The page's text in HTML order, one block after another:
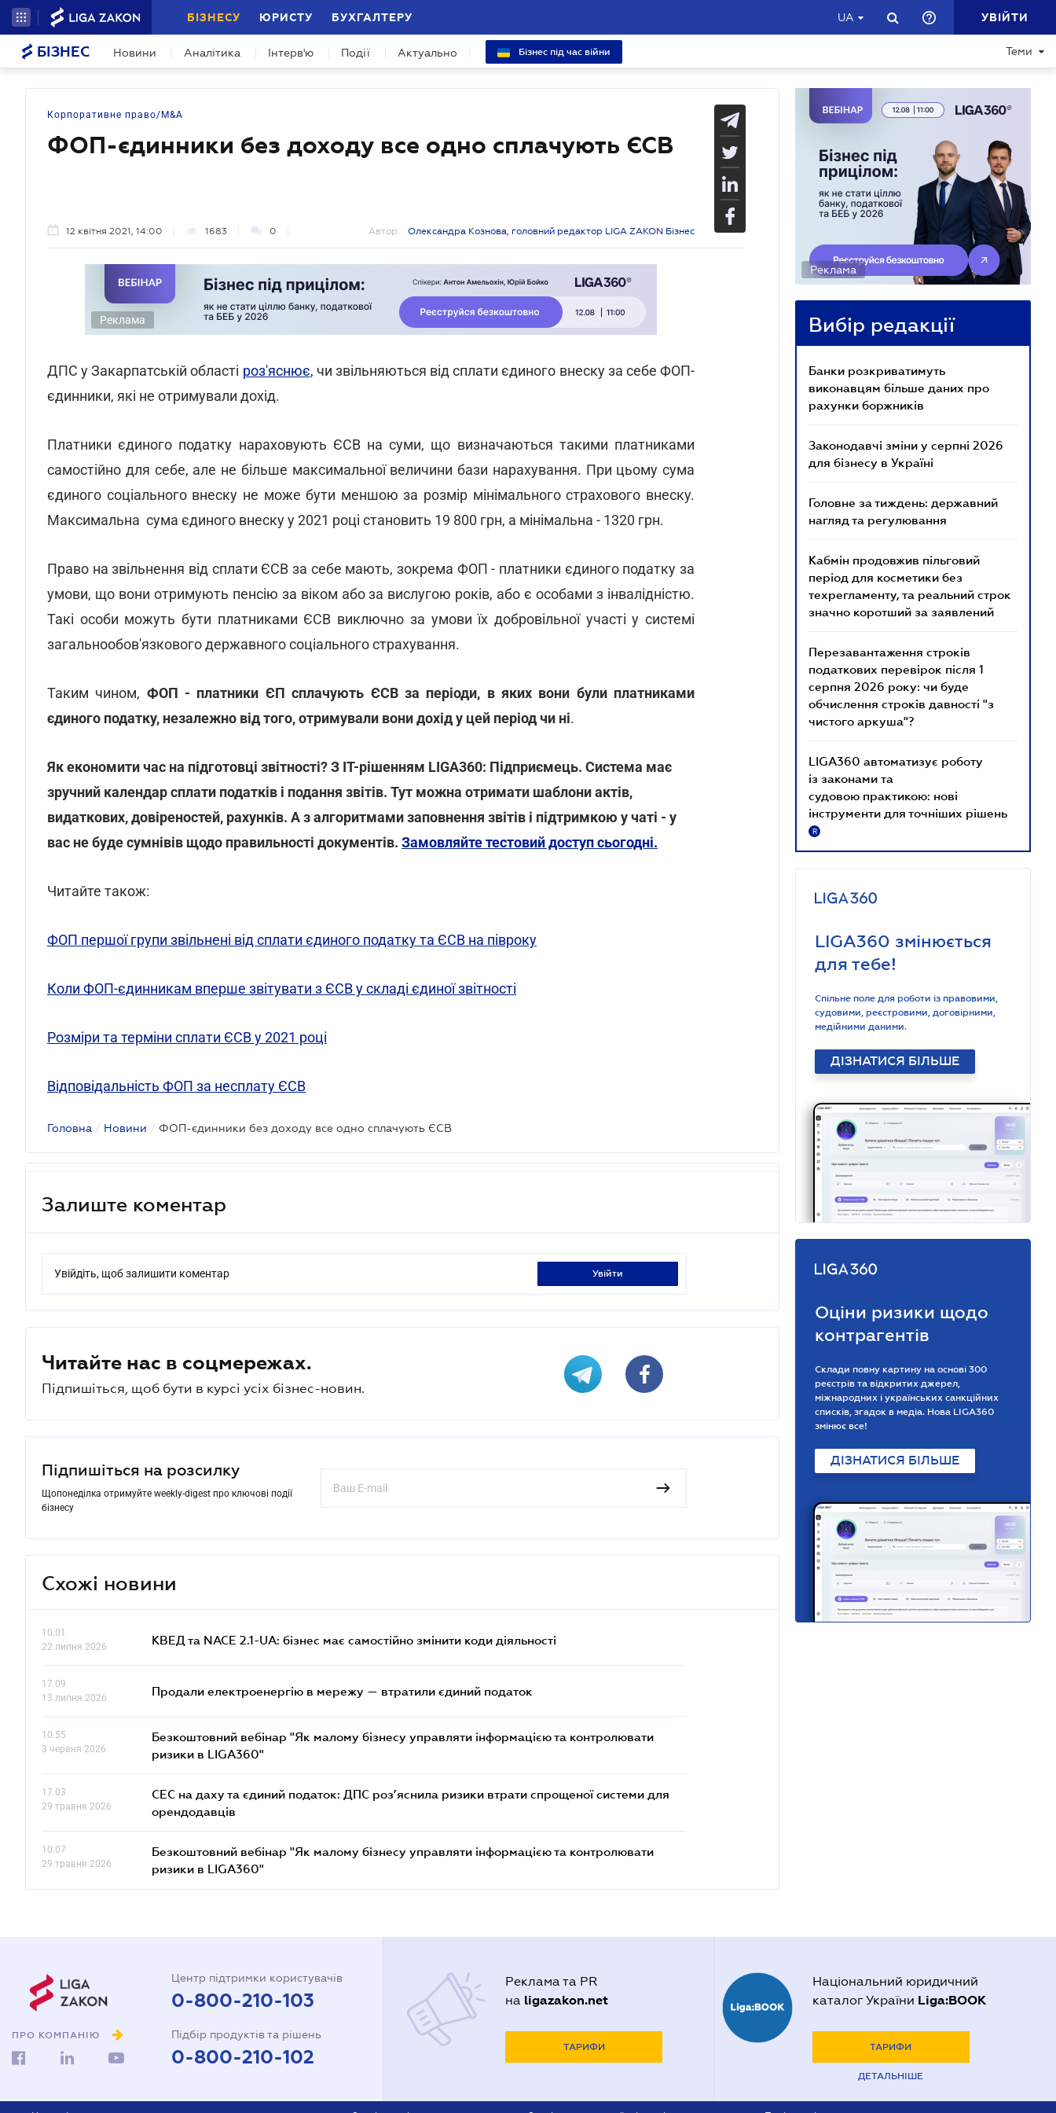
БІЗНЕСУ ЮРИСТУ БУХГАЛТЕРУ UA УВІЙТИ
БІЗНЕС Новини Аналітика Інтерв'ю Події Актуально Бізнес під час війни Теми
Корпоративне право/M&A
ФОП-єдинники без доходу все одно сплачують ЄСВ
12 квітня 2021, 14:00 1683 0 Автор: Олександра Кознова, головний редактор LIGA ZAKON Бізнес
Реклама
ДПС у Закарпатській області роз'яснює, чи звільняються від сплати єдиного внеску за себе ФОП-
єдинники, які не отримували дохід.
Платники єдиного податку нараховують ЄСВ на суми, що визначаються такими платниками
самостійно для себе, але не більше максимальної величини бази нарахування. При цьому сума
єдиного соціального внеску не може бути меншою за розмір мінімального страхового внеску.
Максимальна сума єдиного внеску у 2021 році становить 19 800 грн, а мінімальна - 1320 грн.
Право на звільнення від сплати ЄСВ за себе мають, зокрема ФОП - платники єдиного податку за
умови, що вони отримують пенсію за віком або за вислугою років, або є особами з інвалідністю.
Такі особи можуть бути платниками ЄСВ виключно за умови їх добровільної участі у системі
загальнообов'язкового державного соціального страхування.
Таким чином, ФОП - платники ЄП сплачують ЄСВ за періоди, в яких вони були платниками
єдиного податку, незалежно від того, отримували вони дохід у цей період чи ні.
Як економити час на підготовці звітності? З IT-рішенням LIGA360: Підприємець. Система має
зручний календар сплати податків і подання звітів. Тут можна отримати шаблони актів,
видаткових, довіреностей, рахунків. А з алгоритмами заповнення звітів і підтримкою у чаті - у
вас не буде сумнівів щодо правильності документів. Замовляйте тестовий доступ сьогодні.
Читайте також:
ФОП першої групи звільнені від сплати єдиного податку та ЄСВ на півроку
Коли ФОП-єдинникам вперше звітувати з ЄСВ у складі єдиної звітності
Розміри та терміни сплати ЄСВ у 2021 році
Відповідальність ФОП за несплату ЄСВ
Головна / Новини / ФОП-єдинники без доходу все одно сплачують ЄСВ
Залиште коментар
Увійдіть, щоб залишити коментар увійти
Читайте нас в соцмережах.
Підпишіться, щоб бути в курсі усіх бізнес-новин.
Підпишіться на розсилку
Щопонеділка отримуйте weekly-digest про ключові події
бізнесу
Схожі новини
10.01
22 липня 2026
КВЕД та NACE 2.1-UA: бізнес має самостійно змінити коди діяльності
17.09
13 липня 2026
Продали електроенергію в мережу — втратили єдиний податок
10.55
3 червня 2026
Безкоштовний вебінар "Як малому бізнесу управляти інформацією та контролювати
ризики в LIGA360"
17.03
29 травня 2026
СЕС на даху та єдиний податок: ДПС роз’яснила ризики втрати спрощеної системи для
орендодавців
10.07
29 травня 2026
Безкоштовний вебінар "Як малому бізнесу управляти інформацією та контролювати
ризики в LIGA360"
Реклама
Вибір редакції
Банки розкриватимуть
виконавцям більше даних про
рахунки боржників
Законодавчі зміни у серпні 2026
для бізнесу в Україні
Головне за тиждень: державний
нагляд та регулювання
Кабмін продовжив пільговий
період для косметики без
техрегламенту, та реальний строк
значно коротший за заявлений
Перезавантаження строків
податкових перевірок після 1
серпня 2026 року: чи буде
обчислення строків давності "з
чистого аркуша"?
LIGA360 автоматизує роботу
із законами та
судовою практикою: нові
інструменти для точніших рішень
R
LIGA360 змінюється
для тебе!
Спільне поле для роботи із правовими,
судовими, реєстровими, договірними,
медійними даними.
ДІЗНАТИСЯ БІЛЬШЕ
Оціни ризики щодо
контрагентів
Склади повну картину на основі 300
реєстрів та відкритих джерел,
міжнародних і українських санкційних
списків, згадок в медіа. Нова LIGA360
змінює все!
ДІЗНАТИСЯ БІЛЬШЕ
ПРО КОМПАНІЮ
Центр підтримки користувачів
0-800-210-103
Підбір продуктів та рішень
0-800-210-102
Реклама та PR
на ligazakon.net
ТАРИФИ
Національний юридичний
каталог України Liga:BOOK
ТАРИФИ
ДЕТАЛЬНІШЕ